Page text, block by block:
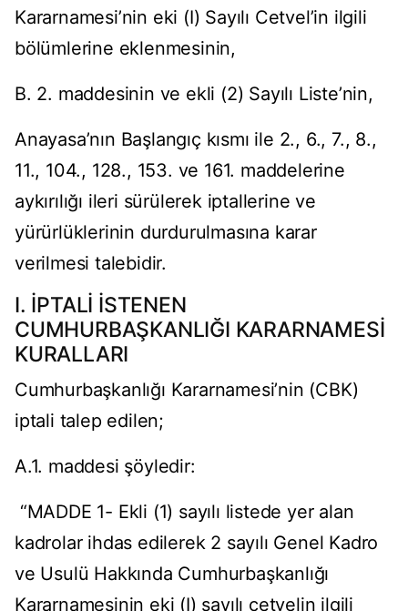
Kararnamesi’nin eki (I) Sayılı Cetvel’in ilgili
bölümlerine eklenmesinin,
B. 2. maddesinin ve ekli (2) Sayılı Liste’nin,
Anayasa’nın Başlangıç kısmı ile 2., 6., 7., 8.,
11., 104., 128., 153. ve 161. maddelerine
aykırılığı ileri sürülerek iptallerine ve
yürürlüklerinin durdurulmasına karar
verilmesi talebidir.
I. İPTALİ İSTENEN
CUMHURBAŞKANLIĞI KARARNAMESİ
KURALLARI
Cumhurbaşkanlığı Kararnamesi’nin (CBK)
iptali talep edilen;
A.1. maddesi şöyledir:
“MADDE 1- Ekli (1) sayılı listede yer alan
kadrolar ihdas edilerek 2 sayılı Genel Kadro
ve Usulü Hakkında Cumhurbaşkanlığı
Kararnamesinin eki (I) sayılı cetvelin ilgili